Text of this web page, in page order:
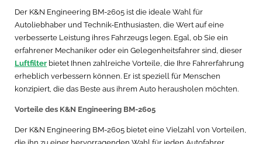
Der K&N Engineering BM-2605 ist die ideale Wahl für
Autoliebhaber und Technik-Enthusiasten, die Wert auf eine
verbesserte Leistung ihres Fahrzeugs legen. Egal, ob Sie ein
erfahrener Mechaniker oder ein Gelegenheitsfahrer sind, dieser
Luftfilter bietet Ihnen zahlreiche Vorteile, die Ihre Fahrerfahrung
erheblich verbessern können. Er ist speziell für Menschen
konzipiert, die das Beste aus ihrem Auto herausholen möchten.
Vorteile des K&N Engineering BM-2605
Der K&N Engineering BM-2605 bietet eine Vielzahl von Vorteilen,